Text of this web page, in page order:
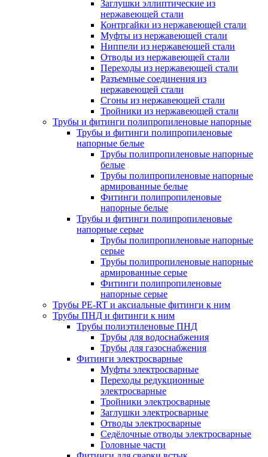
Заглушки эллиптические из
нержавеющей стали
Контргайки из нержавеющей стали
Муфты из нержавеющей стали
Ниппели из нержавеющей стали
Отводы из нержавеющей стали
Переходы из нержавеющей стали
Разъемные соединения из
нержавеющей стали
Сгоны из нержавеющей стали
Тройники из нержавеющей стали
Трубы и фитинги полипропиленовые напорные
Трубы и фитинги полипропиленовые
напорные белые
Трубы полипропиленовые напорные
белые
Трубы полипропиленовые напорные
армированные белые
Фитинги полипропиленовые
напорные белые
Трубы и фитинги полипропиленовые
напорные серые
Трубы полипропиленовые напорные
серые
Трубы полипропиленовые напорные
армированные серые
Фитинги полипропиленовые
напорные серые
Трубы PE-RT и аксиальные фитинги к ним
Трубы ПНД и фитинги к ним
Трубы полиэтиленовые ПНД
Трубы для водоснабжения
Трубы для газоснабжения
Фитинги электросварные
Муфты электросварные
Переходы редукционные
электросварные
Тройники электросварные
Заглушки электросварные
Отводы электросварные
Седёлочные отводы электросварные
Головные части